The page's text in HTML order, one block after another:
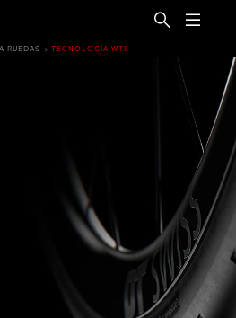
RUEDAS TECNOLOGÍA WTS